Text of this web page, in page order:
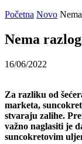
Početna Novo
Nema
16/06/2022
Za razliku od
marketa,
stvaraju zalihe.
važno naglasiti je
suncokretovim